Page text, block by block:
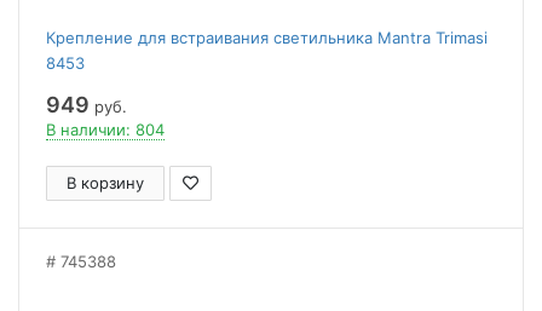
Крепление для встраивания светильника Mantra Trimasi
8453
949 руб.
В наличии: 804
В корзину
745388